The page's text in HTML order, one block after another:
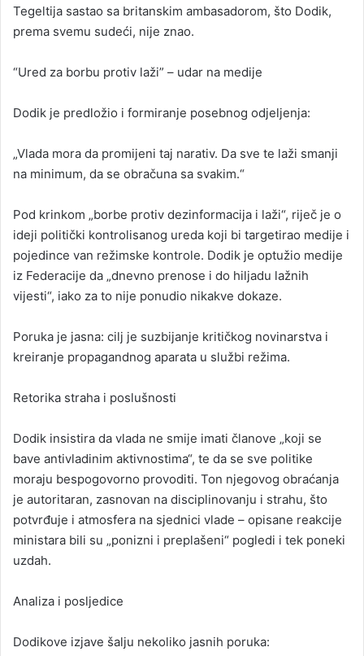
Tegeltija sastao sa britanskim ambasadorom, što Dodik,
prema svemu sudeći, nije znao.
“Ured za borbu protiv laži” – udar na medije
Dodik je predložio i formiranje posebnog odjeljenja:
„Vlada mora da promijeni taj narativ. Da sve te laži smanji
na minimum, da se obračuna sa svakim.“
Pod krinkom „borbe protiv dezinformacija i laži“, riječ je o
ideji politički kontrolisanog ureda koji bi targetirao medije i
pojedince van režimske kontrole. Dodik je optužio medije
iz Federacije da „dnevno prenose i do hiljadu lažnih
vijesti“, iako za to nije ponudio nikakve dokaze.
Poruka je jasna: cilj je suzbijanje kritičkog novinarstva i
kreiranje propagandnog aparata u službi režima.
Retorika straha i poslušnosti
Dodik insistira da vlada ne smije imati članove „koji se
bave antivladinim aktivnostima“, te da se sve politike
moraju bespogovorno provoditi. Ton njegovog obraćanja
je autoritaran, zasnovan na disciplinovanju i strahu, što
potvrđuje i atmosfera na sjednici vlade – opisane reakcije
ministara bili su „ponizni i preplašeni“ pogledi i tek poneki
uzdah.
Analiza i posljedice
Dodikove izjave šalju nekoliko jasnih poruka: